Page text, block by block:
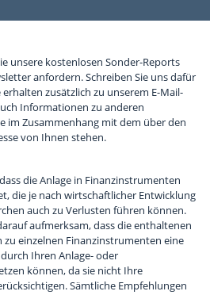
unsere kostenlosen Sonder-Reports
anfordern. Schreiben Sie uns dafür
erhalten zusätzlich zu unserem E-Mail-
Informationen zu anderen
im Zusammenhang mit dem über den
von Ihnen stehen.
die Anlage in Finanzinstrumenten
die je nach wirtschaftlicher Entwicklung
auch zu Verlusten führen können.
aufmerksam, dass die enthaltenen
einzelnen Finanzinstrumenten eine
Ihren Anlage- oder
können, da sie nicht Ihre
Sämtliche Empfehlungen